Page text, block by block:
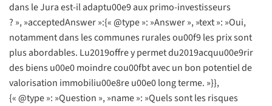
dans le Jura est-il adaptu00e9 aux primo-investisseurs
? », »acceptedAnswer »:{« @type »: »Answer », »text »: »Oui,
notamment dans les communes rurales ou00f9 les prix sont
plus abordables. Lu2019offre y permet du2019acquu00e9rir
des biens u00e0 moindre cou00fbt avec un bon potentiel de
valorisation immobiliu00e8re u00e0 long terme. »}},
{« @type »: »Question », »name »: »Quels sont les risques